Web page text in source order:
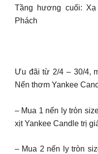
Tầng hương cuối:
Phách
Ưu đãi từ 2/4 – 30/4,
Nến thơm Yankee
– Mua 1 nến ly tròn
xịt Yankee Candle trị
– Mua 2 nến ly tròn